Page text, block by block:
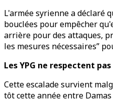
L'armée syrienne a déclaré
bouclées pour empêcher
arrière pour des attaques,
les mesures nécessaires”
Les YPG ne respectent
Cette escalade survient
tôt cette année entre Damas